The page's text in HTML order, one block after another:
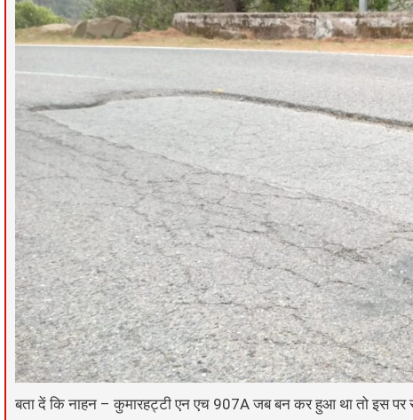
बता दें कि नाहन – कुमारहट्टी एन एच 907A जब बन कर हुआ था तो इस पर